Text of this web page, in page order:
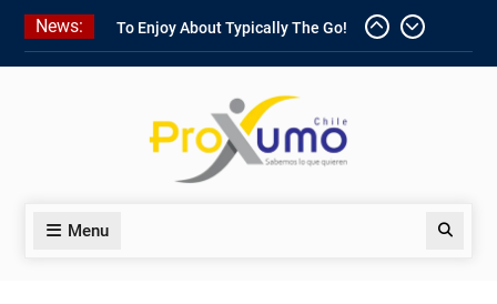
Skip
content
News: 1win Software
Download In Add-
on To Unit Installation Guide 1win
Ce qui rend Chicken Road si
populaire en France
1win App Get 1win Apk In Addition
To Enjoy About Typically The Go!
Menu Search